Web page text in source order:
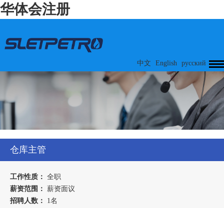
华体会注册
中文 English русский
仓库主管
工作性质： 全职
薪资范围： 薪资面议
招聘人数：
1名